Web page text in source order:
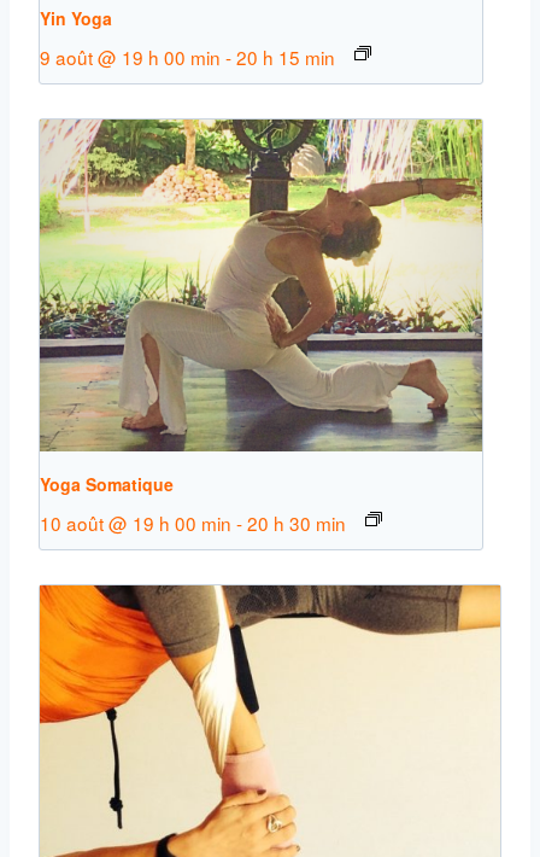
Yin Yoga
9 août @ 19 h 00 min -20 h 15 min
Yoga Somatique
10 août @ 19 h 00 min -20 h 30 min